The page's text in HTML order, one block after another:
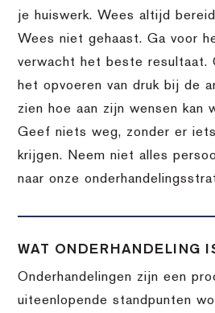
je huiswerk. Wees altijd
Wees niet gehaast. Ga voor
verwacht het beste resultaat.
het opvoeren van druk bij de
zien hoe aan zijn wensen kan
Geef niets weg, zonder er
krijgen. Neem niet alles
naar onze
WAT ONDERHANDELING
Onderhandelingen zijn een
uiteenlopende standpunten